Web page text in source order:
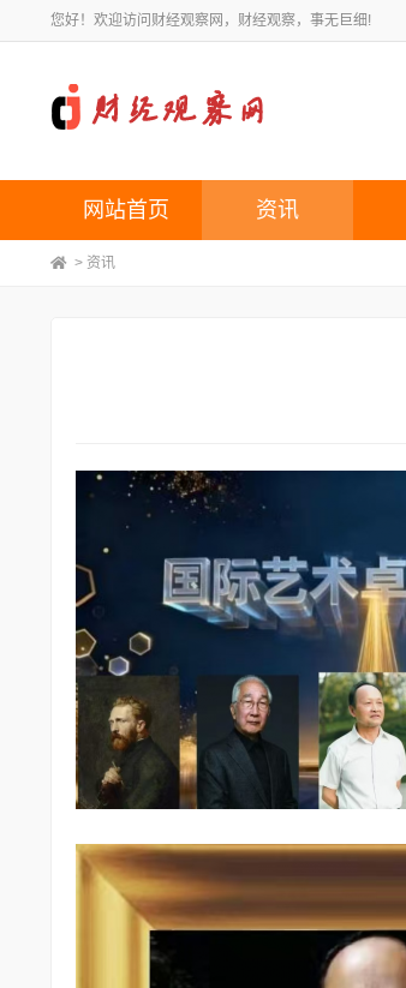
您好！欢迎访问财经观察网，财经观察，事无巨细!
网站首页 资讯
> 资讯